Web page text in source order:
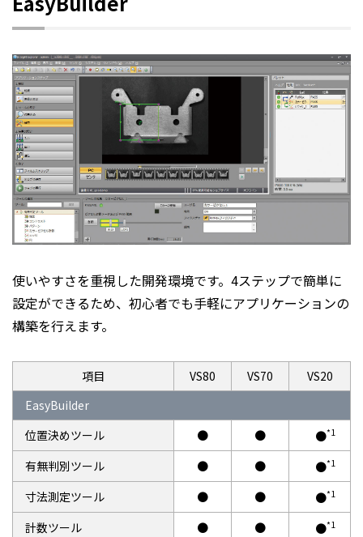
使いやすさを重視した開発環境です。4ステップで簡単に
設定ができるため、初心者でも手軽にアプリケーションの
構築を行えます。
項目 VS80 VS70
VS20
EasyBuilder
位置決めツール
● ● ●*1
有無判別ツール ● ● ●*1
寸法測定ツール ● ● ●*1
計数ツール ● ● ●*1